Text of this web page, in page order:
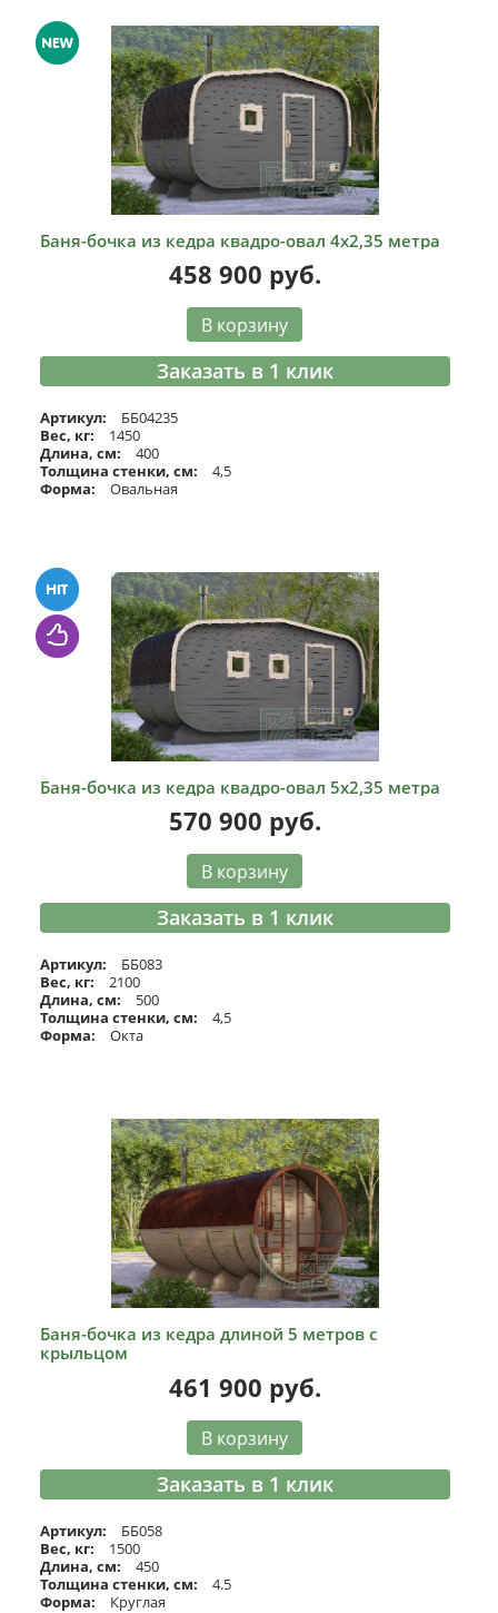
Баня-бочка из кедра квадро-овал 4х2,35 метра
458 900 руб.
В корзину
Заказать в 1 клик
Артикул:
ББ04235
Вес, кг:
1450
Длина, см:
400
Толщина стенки, см:
4,5
Форма:
Овальная
Баня-бочка из кедра квадро-овал 5х2,35 метра
570 900 руб.
В корзину
Заказать в 1 клик
Артикул:
ББ083
Вес, кг:
2100
Длина, см:
500
Толщина стенки, см:
4,5
Форма:
Окта
Баня-бочка из кедра длиной 5 метров с
крыльцом
461 900 руб.
В корзину
Заказать в 1 клик
Артикул:
ББ058
Вес, кг:
1500
Длина, см:
450
Толщина стенки, см:
4.5
Форма:
Круглая